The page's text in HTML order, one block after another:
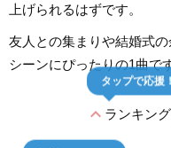
上げられるはずです。
友人との集まりや結婚式
シーンにぴったりの1曲で
expand_lessランキン
タップで応援！